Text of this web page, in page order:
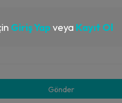
Giriş Yap veya Kayıt Ol